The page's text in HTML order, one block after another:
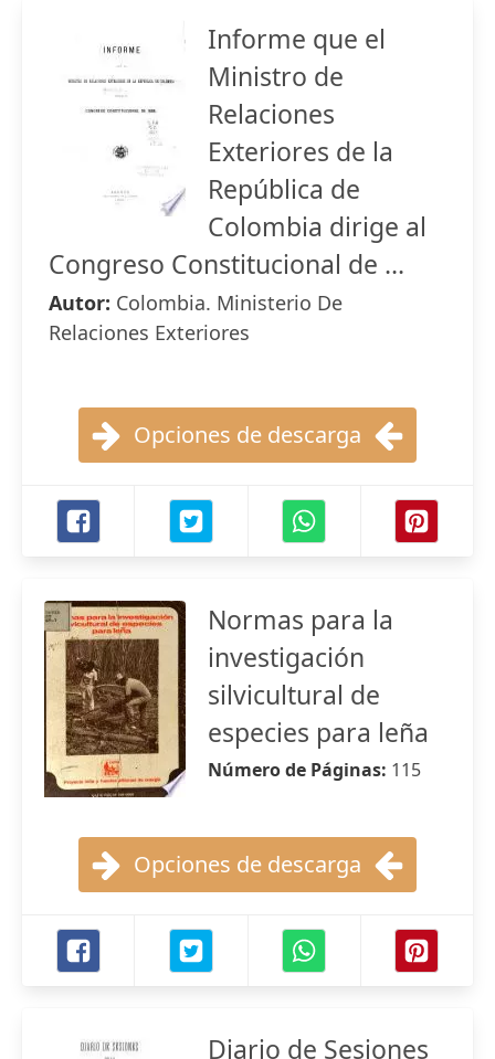
Informe que el
Ministro de
Relaciones
Exteriores de la
República de
Colombia dirige al
Congreso Constitucional de ...
Autor: Colombia. Ministerio De
Relaciones Exteriores
Opciones de descarga
Normas para la
investigación
silvicultural de
especies para leña
Número de Páginas: 115
Opciones de descarga
Diario de Sesiones